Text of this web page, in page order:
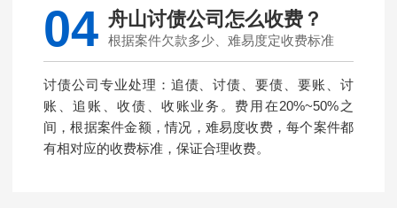
04 舟山讨债公司怎么收费？
根据案件欠款多少、难易度定收费标准
讨债公司专业处理：追债、讨债、要债、要账、讨
账、追账、收债、收账业务。费用在20%~50%之
间，根据案件金额，情况，难易度收费，每个案件都
有相对应的收费标准，保证合理收费。